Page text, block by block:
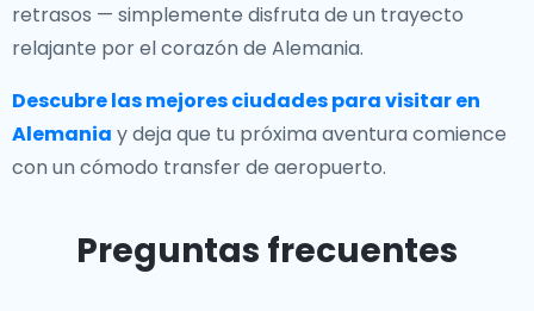
retrasos — simplemente disfruta de un trayecto
relajante por el corazón de Alemania.
Descubre las mejores ciudades para visitar en
Alemania y deja que tu próxima aventura comience
con un cómodo transfer de aeropuerto.
Preguntas frecuentes